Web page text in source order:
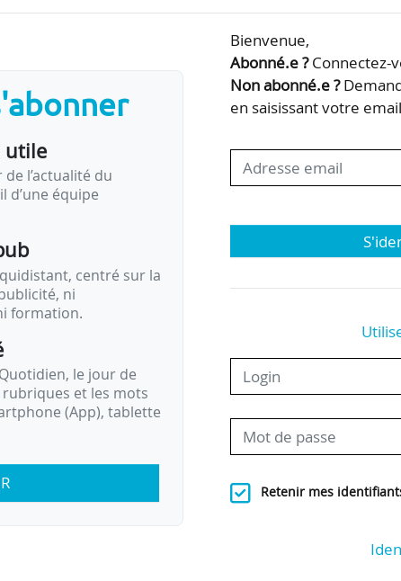
Lyon entend également animer avec l’Insa…
utile
l’actualité du
d’une équipe
centré sur la
ni
formation.
le jour de
rubriques et les mots
(App), tablette
Bienvenue,
Abonné.e ?Connectez-
Non abonné.e ?
en saisissant votre
Retenir mes